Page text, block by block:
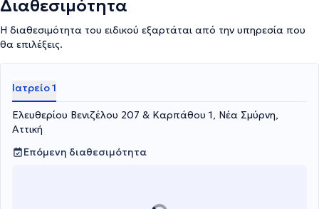
και της ιατρικής γενικότερα και συνεχίζει να ενημερώνεται
Διαθεσιμότητα
Η διαθεσιμότητα του ειδικού εξαρτάται από την υπηρεσία που
θα επιλέξεις.
Ιατρείο 1
Ελευθερίου Βενιζέλου 207 & Καρπάθου 1, Νέα Σμύρνη,
Αττική
Επόμενη διαθεσιμότητα